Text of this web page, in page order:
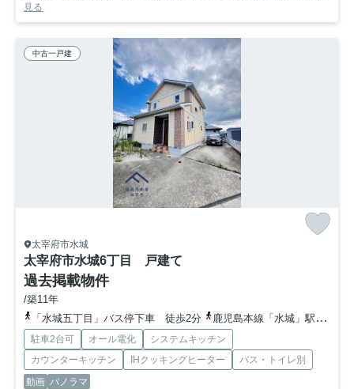
見る
中古一戸建
太宰府市水城
太宰府市水城6丁目 戸建て
過去掲載物件
/築11年
「水城五丁目」バス停下車 徒歩2分
鹿児島本線「水城」駅 徒歩32分
駐車2台可 オール電化
システムキッチン
カウンターキッチン
IHクッキングヒーター
バス・トイレ別
動画 パノラマ